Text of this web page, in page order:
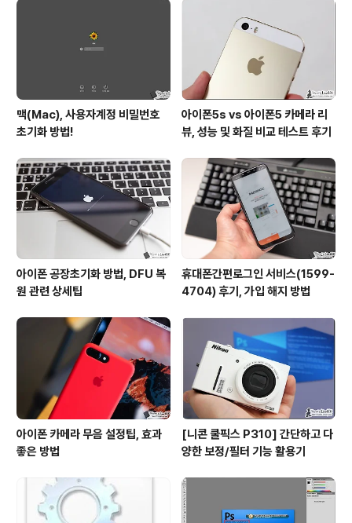
긴 하지만… 여전히 해외 포럼, 국내 커뮤니티 및 카페 등지
를 둘러보면 과거 4인치 모..
맥(Mac), 사용자계정 비밀번호
초기화 방법!
아이폰5s vs 아이폰5 카메라 리
뷰, 성능 및 화질 비교 테스트 후기
아이폰 공장초기화 방법, DFU 복
원 관련 상세팁
휴대폰간편로그인 서비스(1599-
4704) 후기, 가입 해지 방법
아이폰 카메라 무음 설정팁, 효과
좋은 방법
[니콘 쿨픽스 P310] 간단하고 다
양한 보정/필터 기능 활용기